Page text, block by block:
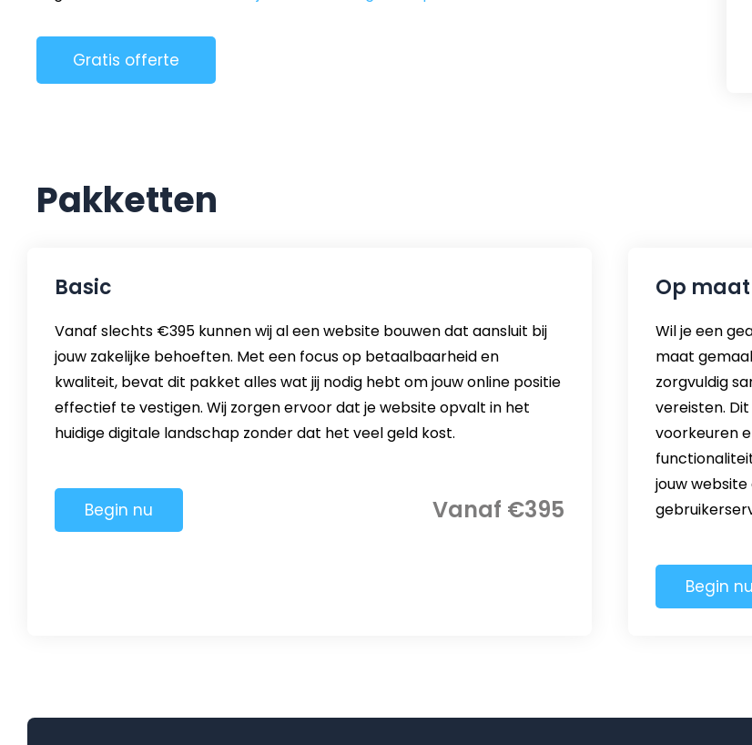
Gratis offerte
Pakketten
Basic
Vanaf slechts €395 kunnen wij al een website bouwen dat aansluit bij
jouw zakelijke behoeften. Met een focus op betaalbaarheid en
kwaliteit, bevat dit pakket alles wat jij nodig hebt om jouw online positie
effectief te vestigen. Wij zorgen ervoor dat je website opvalt in het
huidige digitale landschap zonder dat het veel geld kost.
Begin nu Vanaf €395
Op maat
Wil je een
maat
zorgvuldig
vereisten.
voorkeuren
jouw
Begin nu